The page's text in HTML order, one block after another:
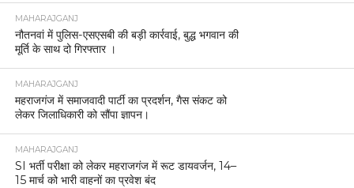
MAHARAJGANJ
नौतनवां में पुलिस-एसएसबी की बड़ी कार्रवाई, बुद्ध भगवान की
मूर्ति के साथ दो गिरफ्तार ।
MAHARAJGANJ
महराजगंज में समाजवादी पार्टी का प्रदर्शन, गैस संकट को
लेकर जिलाधिकारी को सौंपा ज्ञापन।
MAHARAJGANJ
SI भर्ती परीक्षा को लेकर महराजगंज में रूट डायवर्जन, 14–
15 मार्च को भारी वाहनों का प्रवेश बंद